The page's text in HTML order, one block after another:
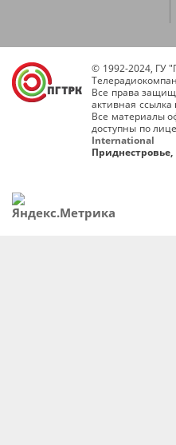
© 1992-2024, ГУ
Все права
активная ссылка
Все материалы
доступны по
International
Приднестровье,